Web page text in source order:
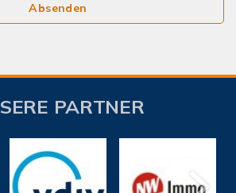
Absenden
PARTNER